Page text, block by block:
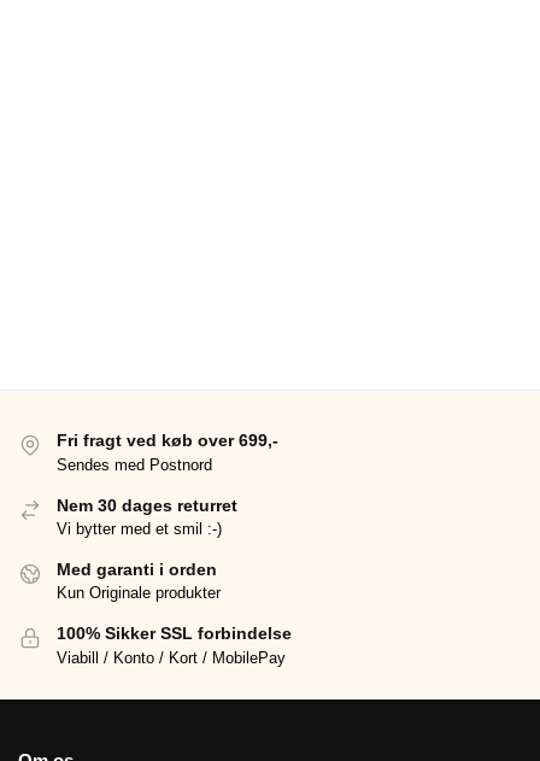
Fri fragt ved køb over 699,-
Sendes med Postnord
Nem 30 dages returret
Vi bytter med et smil :-)
Med garanti i orden
Kun Originale produkter
100% Sikker SSL forbindelse
Viabill / Konto / Kort / MobilePay